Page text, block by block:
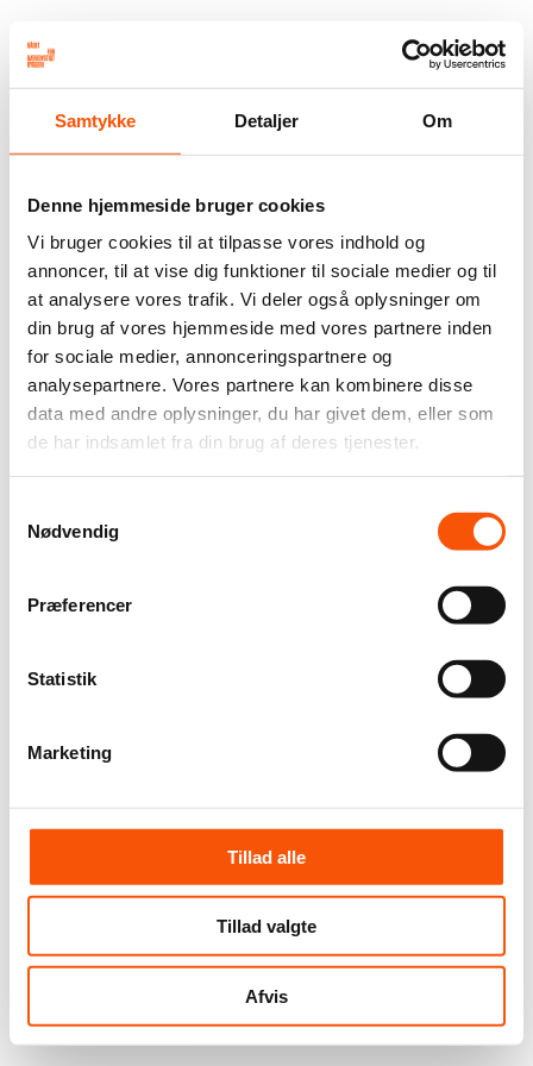
Samtykke Detaljer Om
Denne hjemmeside bruger cookies
Vi bruger cookies til at tilpasse vores indhold og
annoncer, til at vise dig funktioner til sociale medier og til
at analysere vores trafik. Vi deler også oplysninger om
din brug af vores hjemmeside med vores partnere inden
for sociale medier, annonceringspartnere og
analysepartnere. Vores partnere kan kombinere disse
data med andre oplysninger, du har givet dem, eller som
de har indsamlet fra din brug af deres tjenester.
Nødvendig
Præferencer
Statistik
Marketing
Tillad alle
Tillad valgte
Afvis